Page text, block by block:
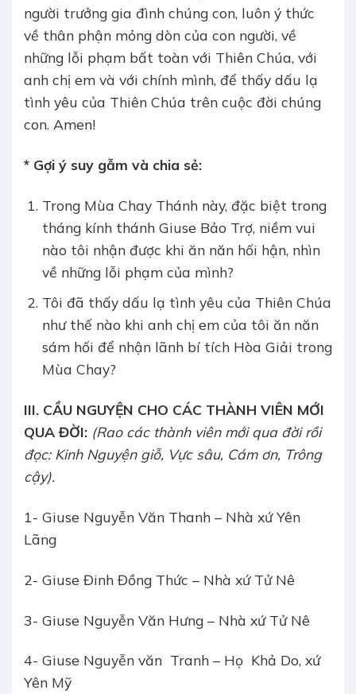
người trưởng gia đình chúng con, luôn ý thức
về thân phận mỏng dòn của con người, về
những lỗi phạm bất toàn với Thiên Chúa, với
anh chị em và với chính mình, để thấy dấu lạ
tình yêu của Thiên Chúa trên cuộc đời chúng
con. Amen!
* Gợi ý suy gẫm và chia sẻ:
Trong Mùa Chay Thánh này, đặc biệt trong
tháng kính thánh Giuse Bảo Trợ, niềm vui
nào tôi nhận được khi ăn năn hối hận, nhìn
về những lỗi phạm của mình?
Tôi đã thấy dấu lạ tình yêu của Thiên Chúa
như thế nào khi anh chị em của tôi ăn năn
sám hối để nhận lãnh bí tích Hòa Giải trong
Mùa Chay?
III. CẦU NGUYỆN CHO CÁC THÀNH VIÊN MỚI
QUA ĐỜI: (Rao các thành viên mới qua đời rồi
đọc: Kinh Nguyện giỗ, Vực sâu, Cám ơn, Trông
cậy).
1- Giuse Nguyễn Văn Thanh – Nhà xứ Yên
Lãng
2- Giuse Đinh Đồng Thức – Nhà xứ Tử Nê
3- Giuse Nguyễn Văn Hưng – Nhà xứ Tử Nê
4- Giuse Nguyễn văn Tranh – Họ Khả Do, xứ
Yên Mỹ